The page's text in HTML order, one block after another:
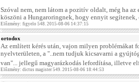
Szóval nem, nem látom a pozitív oldalt, még ha az
köszöni a Hungaroringnek, hogy ennyit segítenek,
Előzmény: figyelo 548. 2015-08-06 14:37:15
ortodox
Az említett kérés után, vajon milyen problémákat
nyelvterületen, a "..nem tudjuk kicsavarni a
van"... jellegű magyarázkodás lefordítása, illetve
Előzmény: dictus magister 549. 2015-08-06 18:44:53